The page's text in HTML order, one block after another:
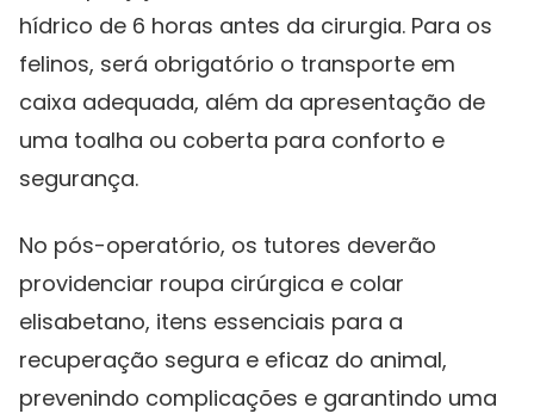
hídrico de 6 horas antes da cirurgia. Para os
felinos, será obrigatório o transporte em
caixa adequada, além da apresentação de
uma toalha ou coberta para conforto e
segurança.
No pós-operatório, os tutores deverão
providenciar roupa cirúrgica e colar
elisabetano, itens essenciais para a
recuperação segura e eficaz do animal,
prevenindo complicações e garantindo uma